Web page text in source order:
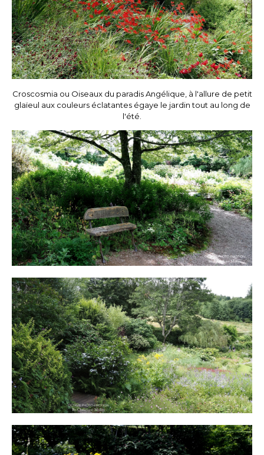
Croscosmia ou Oiseaux du paradis Angélique, à l'allure de petit
glaïeul aux couleurs éclatantes égaye le jardin tout au long de
l'été.